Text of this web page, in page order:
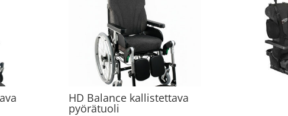
HD Balance kallistettava
pyörätuoli